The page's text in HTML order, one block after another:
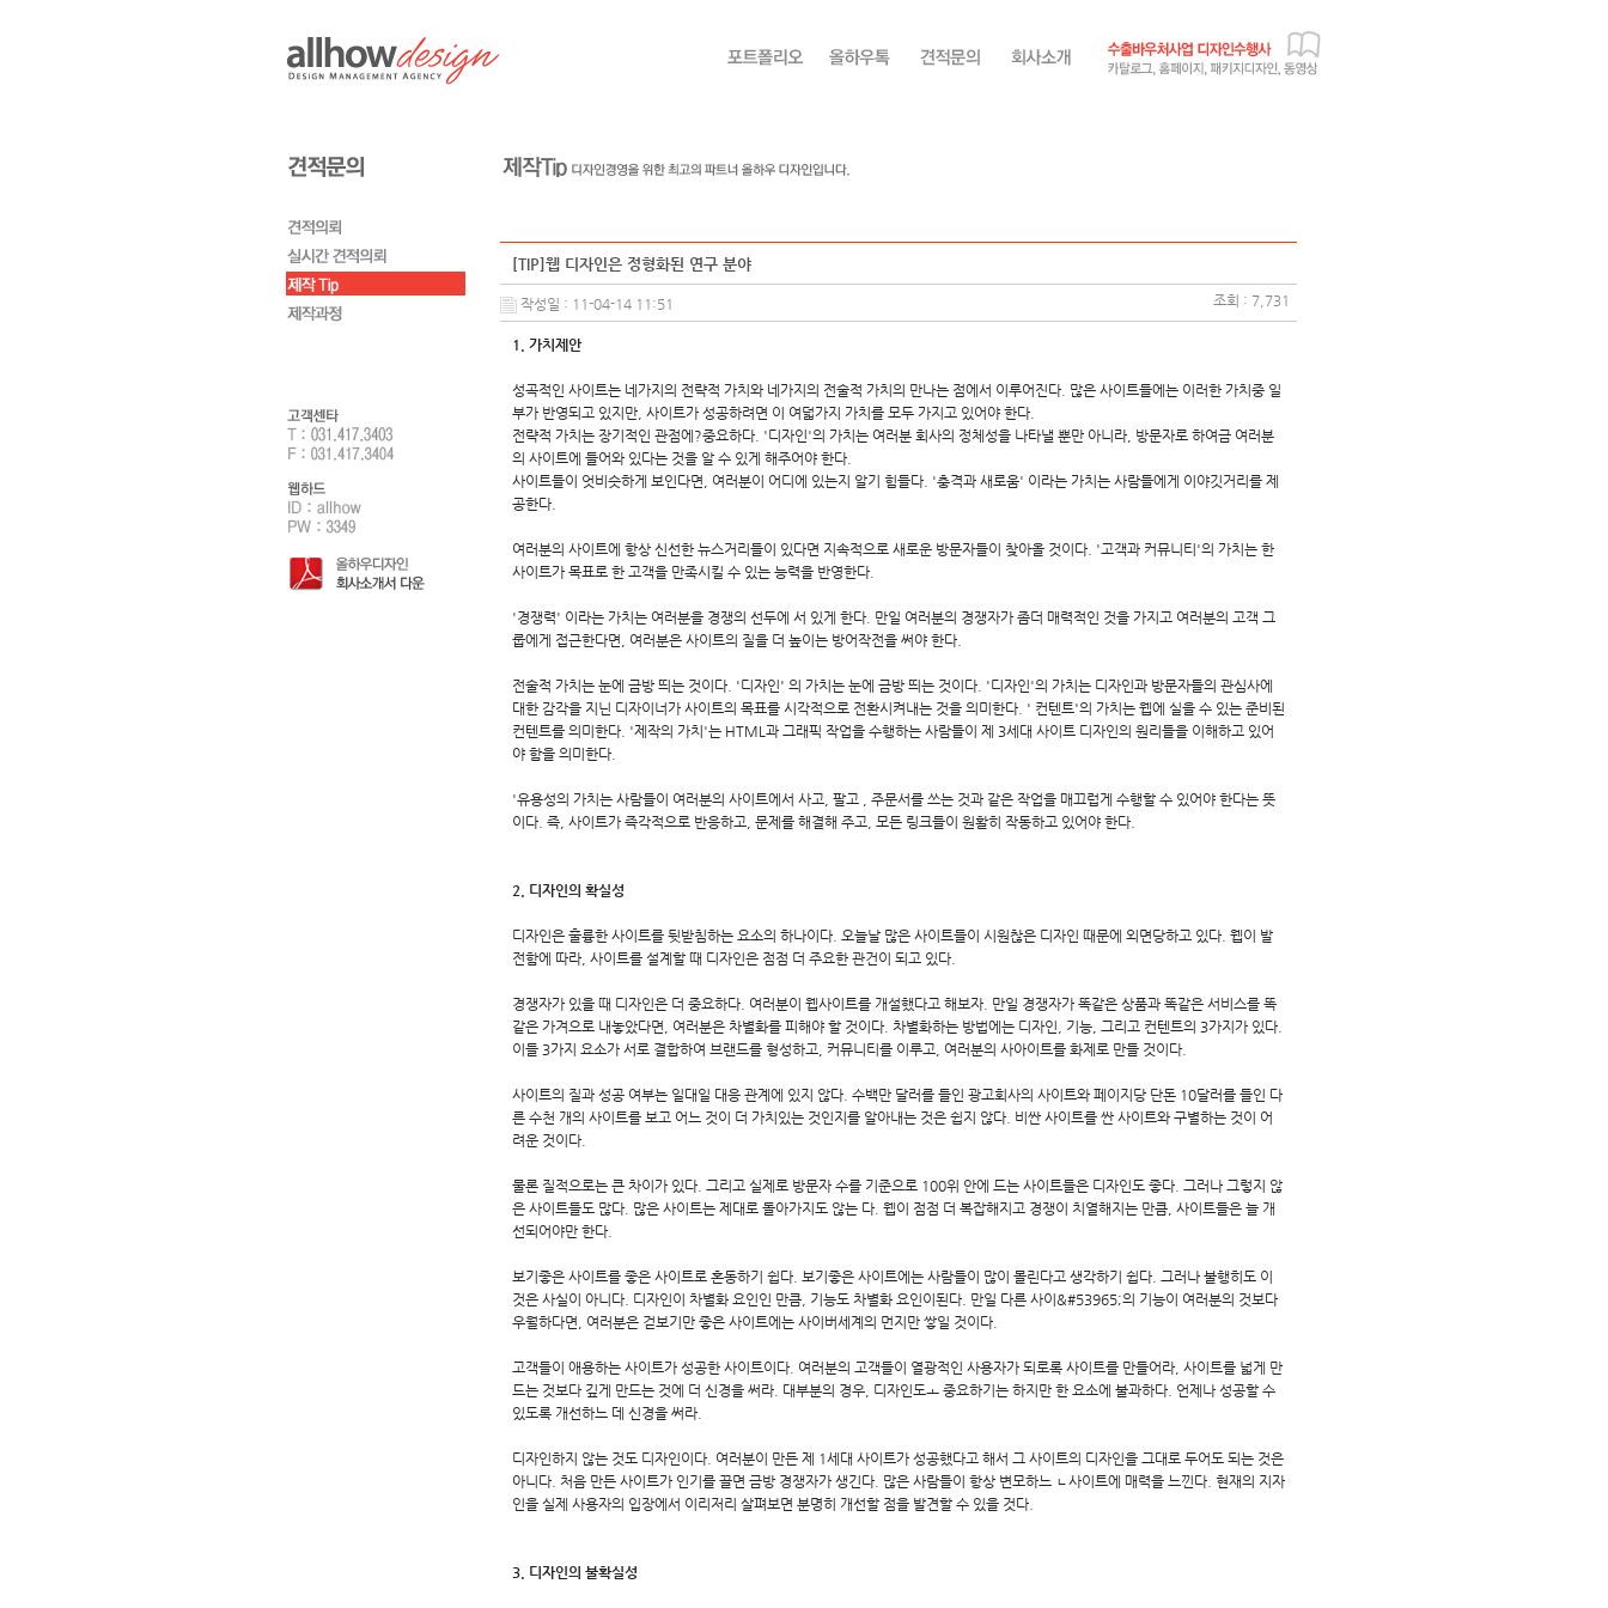
[TIP]웹 디자인은 정형화된 연구 분야
작성일 : 11-04-14 11:51 조회 : 7,731
1. 가치제안
성곡적인 사이트는 네가지의 전략적 가치와 네가지의 전술적 가치의 만나는 점에서 이루어진다. 많은 사이트들에는 이러한 가치중 일
부가 반영되고 있지만, 사이트가 성공하려면 이 여덟가지 가치를 모두 가지고 있어야 한다.
전략적 가치는 장기적인 관점에?중요하다. '디자인'의 가치는 여러분 회사의 정체성을 나타낼 뿐만 아니라, 방문자로 하여금 여러분
의 사이트에 들어와 있다는 것을 알 수 있게 해주어야 한다.
사이트들이 엇비슷하게 보인다면, 여러분이 어디에 있는지 알기 힘들다. '충격과 새로움' 이라는 가치는 사람들에게 이야깃거리를 제
공한다.
여러분의 사이트에 항상 신선한 뉴스거리들이 있다면 지속적으로 새로운 방문자들이 찾아올 것이다. '고객과 커뮤니티'의 가치는 한
사이트가 목표로 한 고객을 만족시킬 수 있는 능력을 반영한다.
'경쟁력' 이라는 가치는 여러분을 경쟁의 선두에 서 있게 한다. 만일 여러분의 경쟁자가 좀더 매력적인 것을 가지고 여러분의 고객 그
룹에게 접근한다면, 여러분은 사이트의 질을 더 높이는 방어작전을 써야 한다.
전술적 가치는 눈에 금방 띄는 것이다. '디자인' 의 가치는 눈에 금방 띄는 것이다. '디자인'의 가치는 디자인과 방문자들의 관심사에
대한 감각을 지닌 디자이너가 사이트의 목표를 시각적으로 전환시켜내는 것을 의미한다. ' 컨텐트'의 가치는 웹에 실을 수 있는 준비된
컨텐트를 의미한다. '제작의 가치'는 HTML과 그래픽 작업을 수행하는 사람들이 제 3세대 사이트 디자인의 원리들을 이해하고 있어
야 함을 의미한다.
'유용성의 가치는 사람들이 여러분의 사이트에서 사고, 팔고 , 주문서를 쓰는 것과 같은 작업을 매끄럽게 수행할 수 있어야 한다는 뜻
이다. 즉, 사이트가 즉각적으로 반응하고, 문제를 해결해 주고, 모든 링크들이 원활히 작동하고 있어야 한다.
2. 디자인의 확실성
디자인은 훌륭한 사이트를 뒷받침하는 요소의 하나이다. 오늘날 많은 사이트들이 시원찮은 디자인 때문에 외면당하고 있다. 웹이 발
전함에 따라, 사이트를 설계할 때 디자인은 점점 더 주요한 관건이 되고 있다.
경쟁자가 있을 때 디자인은 더 중요하다. 여러분이 웹사이트를 개설했다고 해보자. 만일 경쟁자가 똑같은 상품과 똑같은 서비스를 똑
같은 가겨으로 내놓았다면, 여러분은 차별화를 피해야 할 것이다. 차별화하는 방법에는 디자인, 기능, 그리고 컨텐트의 3가지가 있다.
이들 3가지 요소가 서로 결합하여 브랜드를 형성하고, 커뮤니티를 이루고, 여러분의 사아이트를 화제로 만들 것이다.
사이트의 질과 성공 여부는 일대일 대응 관계에 있지 않다. 수백만 달러를 들인 광고회사의 사이트와 페이지당 단돈 10달러를 들인 다
른 수천 개의 사이트를 보고 어느 것이 더 가치있는 것인지를 알아내는 것은 쉽지 않다. 비싼 사이트를 싼 사이트와 구별하는 것이 어
려운 것이다.
물론 질적으로는 큰 차이가 있다. 그리고 실제로 방문자 수를 기준으로 100위 안에 드는 사이트들은 디자인도 좋다. 그러나 그렇지 않
은 사이트들도 많다. 많은 사이트는 제대로 돌아가지도 않는 다. 웹이 점점 더 복잡해지고 경쟁이 치열해지는 만큼, 사이트들은 늘 개
선되어야만 한다.
보기좋은 사이트를 좋은 사이트로 혼동하기 쉽다. 보기좋은 사이트에는 사람들이 많이 몰린다고 생각하기 쉽다. 그러나 불행히도 이
것은 사실이 아니다. 디자인이 차별화 요인인 만큼, 기능도 차별화 요인이된다. 만일 다른 사이&#53965;의 기능이 여러분의 것보다
우월하다면, 여러분은 걷보기만 좋은 사이트에는 사이버세계의 먼지만 쌓일 것이다.
고객들이 애용하는 사이트가 성공한 사이트이다. 여러분의 고객들이 열광적인 사용자가 되로록 사이트를 만들어라, 사이트를 넓게 만
드는 것보다 깊게 만드는 것에 더 신경을 써라. 대부분의 경우, 디자인도ㅗ 중요하기는 하지만 한 요소에 불과하다. 언제나 성공할 수
있도록 개선하느 데 신경을 써라.
디자인하지 않는 것도 디자인이다. 여러분이 만든 제 1세대 사이트가 성공했다고 해서 그 사이트의 디자인을 그대로 두어도 되는 것은
아니다. 처음 만든 사이트가 인기를 끌면 금방 경쟁자가 생긴다. 많은 사람들이 항상 변모하느 ㄴ사이트에 매력을 느낀다. 현재의 지자
인을 실제 사용자의 입장에서 이리저리 살펴보면 분명히 개선할 점을 발견할 수 있을 것다.
3. 디자인의 불확실성